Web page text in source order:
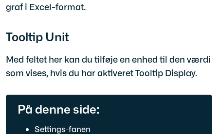
graf i Excel-format.
Tooltip Unit
Med feltet her kan du tilføje en enhed til den værdi
som vises, hvis du har aktiveret Tooltip Display.
På denne side:
Settings-fanen